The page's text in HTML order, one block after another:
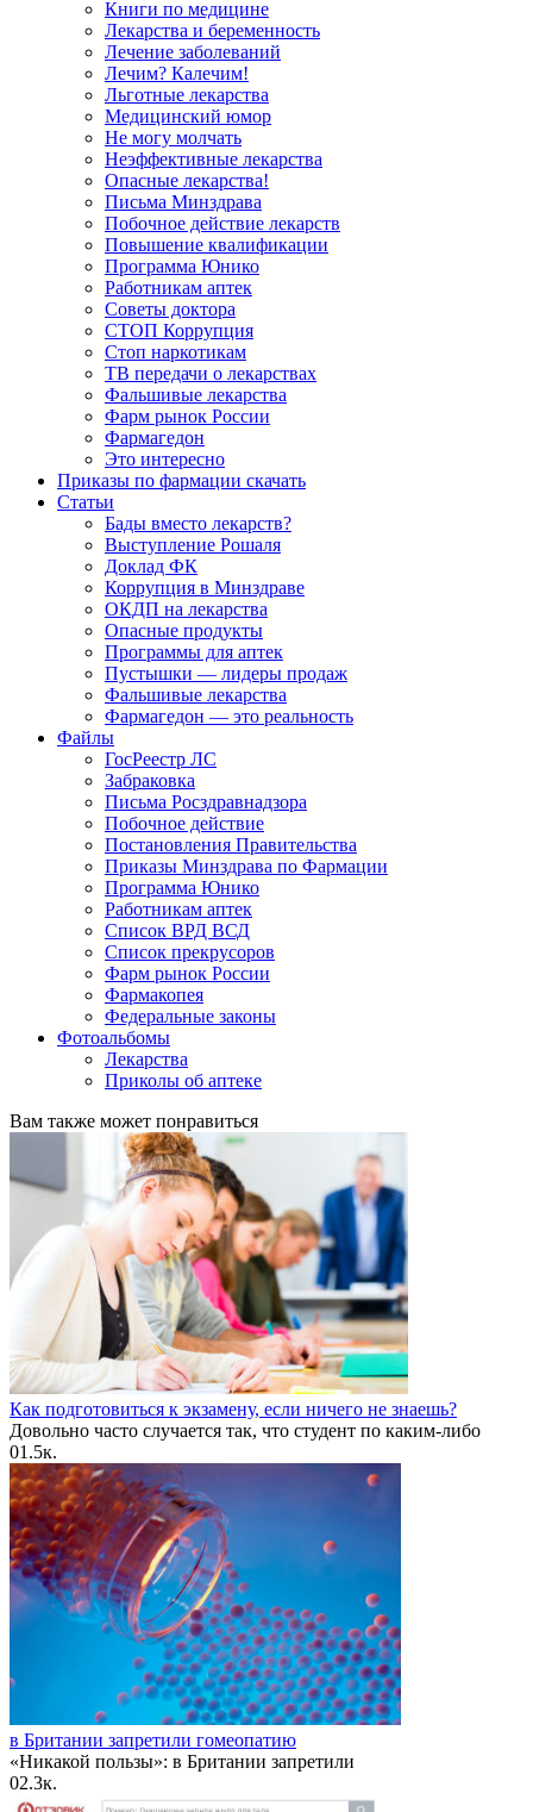
Книги по медицине
Лекарства и беременность
Лечение заболеваний
Лечим? Калечим!
Льготные лекарства
Медицинский юмор
Не могу молчать
Неэффективные лекарства
Опасные лекарства!
Письма Минздрава
Побочное действие лекарств
Повышение квалификации
Программа Юнико
Работникам аптек
Советы доктора
СТОП Коррупция
Стоп наркотикам
ТВ передачи о лекарствах
Фальшивые лекарства
Фарм рынок России
Фармагедон
Это интересно
Приказы по фармации скачать
Статьи
Бады вместо лекарств?
Выступление Рошаля
Доклад ФК
Коррупция в Минздраве
ОКДП на лекарства
Опасные продукты
Программы для аптек
Пустышки — лидеры продаж
Фальшивые лекарства
Фармагедон — это реальность
Файлы
ГосРеестр ЛС
Забраковка
Письма Росздравнадзора
Побочное действие
Постановления Правительства
Приказы Минздрава по Фармации
Программа Юнико
Работникам аптек
Список ВРД ВСД
Список прекрусоров
Фарм рынок России
Фармакопея
Федеральные законы
Фотоальбомы
Лекарства
Приколы об аптеке
Вам также может понравиться
Как подготовиться к экзамену, если ничего не знаешь?
Довольно часто случается так, что студент по каким-либо
01.5к.
в Британии запретили гомеопатию
«Никакой пользы»: в Британии запретили
02.3к.